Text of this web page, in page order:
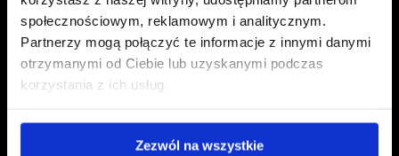
społecznościowym, reklamowym i analitycznym.
Partnerzy mogą połączyć te informacje z innymi danymi
otrzymanymi od Ciebie lub uzyskanymi podczas
korzystania z ich usług.
Zezwól na wszystkie
ul. Karpia 30
61-619 Poznan
ul. Bierutowska 57-59